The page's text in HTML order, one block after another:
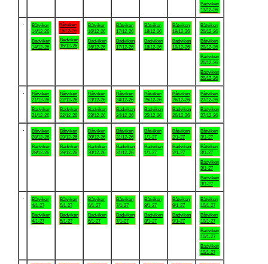
Badviken
13/12-26
Båtviken
14/12-26
Badviken
14/12-26
Båtviken
15/12-26
Badviken
15/12-26
Båtviken
16/12-26
Badviken
16/12-26
Båtviken
17/12-26
Badviken
17/12-26
Båtviken
18/12-26
Badviken
18/12-26
Båtviken
19/12-26
Badviken
19/12-26
Båtviken
20/12-26
Båtviken
20/12-26
Badviken
20/12-26
Badviken
20/12-26
Båtviken
21/12-26
Badviken
21/12-26
Båtviken
22/12-26
Badviken
22/12-26
Båtviken
23/12-26
Badviken
23/12-26
Båtviken
24/12-26
Badviken
24/12-26
Båtviken
25/12-26
Badviken
25/12-26
Båtviken
26/12-26
Badviken
26/12-26
Båtviken
27/12-26
Badviken
27/12-26
Båtviken
28/12-26
Badviken
28/12-26
Båtviken
29/12-26
Badviken
29/12-26
Båtviken
30/12-26
Badviken
30/12-26
Båtviken
31/12-26
Badviken
31/12-26
Båtviken
1/1-27
Badviken
1/1-27
Båtviken
2/1-27
Badviken
2/1-27
Båtviken
3/1-27
Båtviken
3/1-27
Badviken
3/1-27
Badviken
3/1-27
Båtviken
4/1-27
Badviken
4/1-27
Båtviken
5/1-27
Badviken
5/1-27
Båtviken
6/1-27
Badviken
6/1-27
Båtviken
7/1-27
Badviken
7/1-27
Båtviken
8/1-27
Badviken
8/1-27
Båtviken
9/1-27
Badviken
9/1-27
Båtviken
10/1-27
Båtviken
10/1-27
Badviken
10/1-27
Badviken
10/1-27